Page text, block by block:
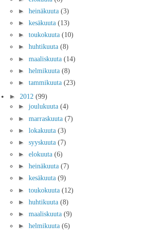
► heinäkuuta (3)
► kesäkuuta (13)
► toukokuuta (10)
► huhtikuuta (8)
► maaliskuuta (14)
► helmikuuta (8)
► tammikuuta (23)
► 2012 (99)
► joulukuuta (4)
► marraskuuta (7)
► lokakuuta (3)
► syyskuuta (7)
► elokuuta (6)
► heinäkuuta (7)
► kesäkuuta (9)
► toukokuuta (12)
► huhtikuuta (8)
► maaliskuuta (9)
► helmikuuta (6)